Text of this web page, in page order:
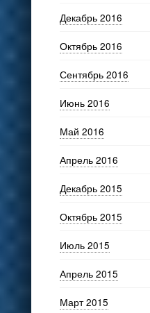
Декабрь 2016
Октябрь 2016
Сентябрь 2016
Июнь 2016
Май 2016
Апрель 2016
Декабрь 2015
Октябрь 2015
Июль 2015
Апрель 2015
Март 2015